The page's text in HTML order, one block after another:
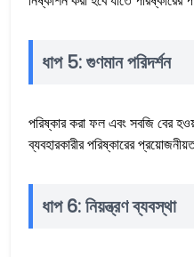
ধাপ 5: গুণমান পরিদর্শন
পরিষ্কার করা ফল এবং সবজি বের
ব্যবহারকারীর পরিষ্কারের
ধাপ 6: নিয়ন্ত্রণ ব্যবস্থা